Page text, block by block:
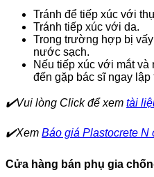
Tránh để tiếp xúc với
Tránh tiếp xúc với da.
Trong trường hợp bị
nước sạch.
Nếu tiếp xúc với mắt
đến gặp bác sĩ ngay lập
✔️Vui lòng Click để xem tài
✔️Xem Báo giá Plastocrete N
Cửa hàng bán phụ gia